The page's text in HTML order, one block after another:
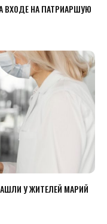
ВХОДЕ НА ПАТРИАРШУЮ
У ЖИТЕЛЕЙ МАРИЙ